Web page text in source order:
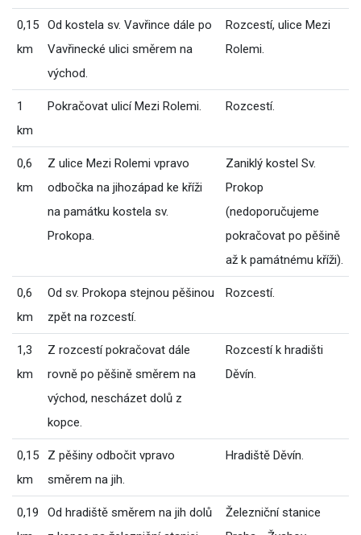
0,15
km
Od kostela sv. Vavřince dále po
Vavřinecké ulici směrem na
východ.
Rozcestí, ulice Mezi
Rolemi.
1
km
Pokračovat ulicí Mezi Rolemi. Rozcestí.
0,6
km
Z ulice Mezi Rolemi vpravo
odbočka na jihozápad ke kříži
na památku kostela sv.
Prokopa.
Zaniklý kostel Sv.
Prokop
(nedoporučujeme
pokračovat po pěšině
až k památnému kříži).
0,6
km
Od sv. Prokopa stejnou pěšinou
zpět na rozcestí.
Rozcestí.
1,3
km
Z rozcestí pokračovat dále
rovně po pěšině směrem na
východ, nescházet dolů z
kopce.
Rozcestí k hradišti
Děvín.
0,15
km
Z pěšiny odbočit vpravo
směrem na jih.
Hradiště Děvín.
0,19
Od hradiště směrem na jih dolů
Železniční stanice